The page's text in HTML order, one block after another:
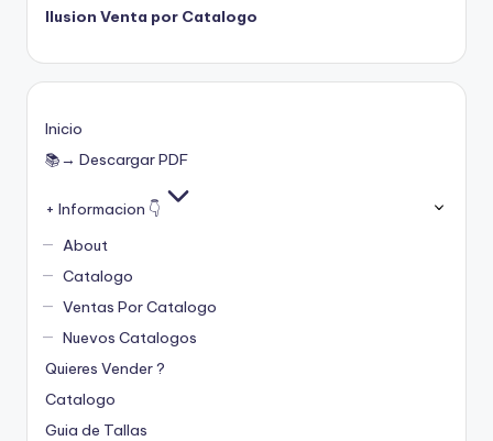
Ilusion Venta por Catalogo
Inicio
📚→ Descargar PDF
+ Informacion 👇
About
Catalogo
Ventas Por Catalogo
Nuevos Catalogos
Quieres Vender ?
Catalogo
Guia de Tallas